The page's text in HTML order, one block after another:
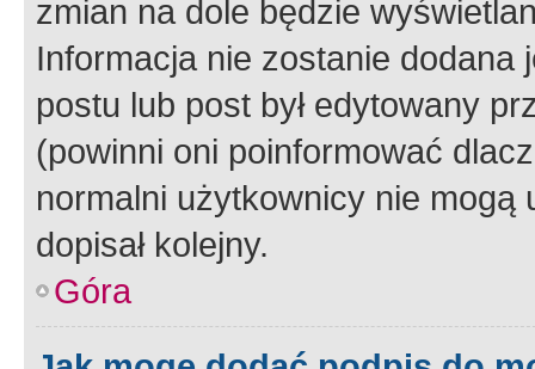
zmian na dole będzie
Informacja nie zostanie dodana
postu lub post był edytowany
(powinni oni poinformować
normalni użytkownicy nie
dopisał kolejny.
Góra